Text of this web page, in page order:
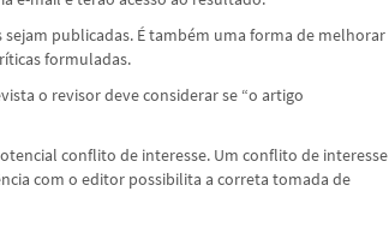
publicadas. É também uma forma de melhorar
formuladas.
o revisor deve considerar se “o artigo
conflito de interesse. Um conflito de interesse
com o editor possibilita a correta tomada de